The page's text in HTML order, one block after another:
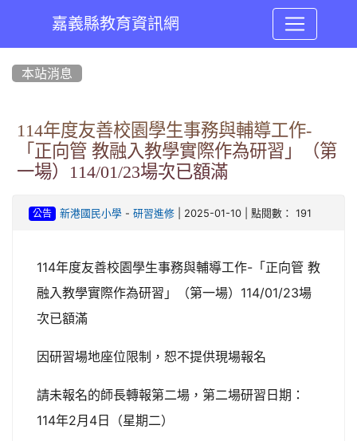
嘉義縣教育資訊網
本站消息
114年度友善校園學生事務與輔導工作-
「正向管 教融入教學實際作為研習」（第
一場）114/01/23場次已額滿
公告 新港國民小學- 研習進修| 2025-01-10 | 點閱數： 191
114年度友善校園學生事務與輔導工作-「正向管 教
融入教學實際作為研習」（第一場）114/01/23場
次已額滿
因研習場地座位限制，恕不提供現場報名
請未報名的師長轉報第二場，第二場研習日期：
114年2月4日（星期二）